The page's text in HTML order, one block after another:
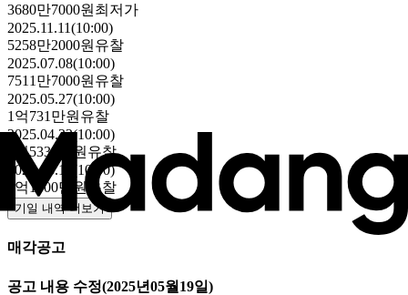
3680만7000원 최저가
2025.11.11(10:00)
5258만2000원 유찰
2025.07.08(10:00)
7511만7000원 유찰
2025.05.27(10:00)
1억731만원 유찰
2025.04.22(10:00)
1억5330만원 유찰
2025.03.18(10:00)
2억1900만원
유찰
기일 내역 더보기
매각공고
공고 내용 수정(2025년05월19일)